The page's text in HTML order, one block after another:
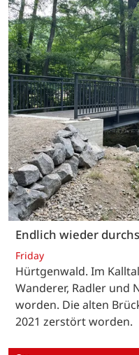
Endlich wieder
Friday
Hürtgenwald. Im
Wanderer, Radler und
worden. Die alten
2021 zerstört worden.